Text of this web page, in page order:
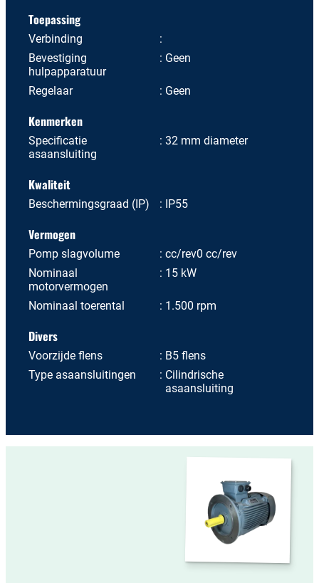
Toepassing
Verbinding
Bevestiging
hulpapparatuur
Geen
Regelaar Geen
Kenmerken
Specificatie
asaansluiting
32 mm diameter
Kwaliteit
Beschermingsgraad (IP) IP55
Vermogen
Pomp slagvolume
cc/rev0 cc/rev
Nominaal
motorvermogen
15 kW
Nominaal toerental 1.500 rpm
Divers
Voorzijde flens
B5 flens
Type asaansluitingen
Cilindrische
asaansluiting